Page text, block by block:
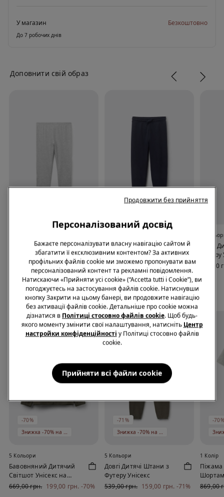
У магазин Безкоштовно
До 7 робочих днів
Доповнити свій образ
Легінси-Капрі з
Однотонної Бавовни
для Дівчаток
469,00 грн.
Дитячі Штани з Футеру
669,00 грн.
5
Довгі
539,00
Завершити акціюБоксери за спеціальною ціною 399 ₴
-70%
Знижка -70% на 5 од
5 Кольори
Бавовняний Дитячий
Світшот Унісекс на
Блискавці з Капюшоном
669,00 грн. 199,00 грн. -70%
-71%
Знижка -70% на 5 од
5 Кольори
Довгі Дитячі Штани з
Футеру Унісекс
539,00 грн. 159,00 грн. -71%
-70%
1 Колір
Піжама
Дітей
869,00
Персоналізований досвід
Бажаєте персоналізувати власну навігацію сайтом й
збагатити її ексклюзивним контентом? За активних
профільних файлів cookie ми зможемо пропонувати вам
персоналізований контент та рекламні повідомлення.
Натискаючи «Прийняти усі cookie» (“Accetta tutti i Cookie”), ви
погоджуєтесь на застосування файлів cookie. Натиснувши
кнопку Закрити на цьому банері, ви продовжите навігацію
без активації файлів cookie. Детальніше про cookie можна
дізнатися в Політиці стосовно файлів cookie. Щоб будь-
якого моменту змінити свої налаштування, натисніть Центр
настройки конфіденційності у Політиці стосовно файлів
cookie.
Прийняти всі файли сookie
Продовжити без прийняття